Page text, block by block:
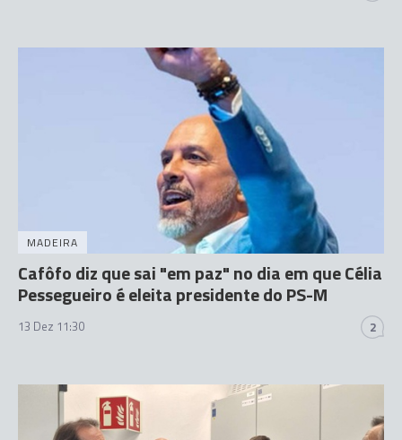
MADEIRA
Cafôfo diz que sai "em paz" no dia em que Célia
Pessegueiro é eleita presidente do PS-M
13 Dez 11:30 2